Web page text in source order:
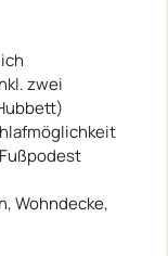
zwei
Wohndecke,